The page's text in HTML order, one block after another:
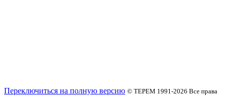
Переключиться на полную версию © ТЕРЕМ 1991-2026 Все права